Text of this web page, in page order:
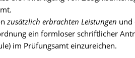
zusätzlich erbrachten Leistungen und
ein formloser schriftlicher
im Prüfungsamt einzureichen.